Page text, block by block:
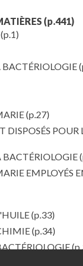
(p.441)
(p.1)
BACTÉRIOLOGIE
(p.27)
DISPOSÉS POUR
BACTÉRIOLOGIE
EMPLOYÉS
(p.33)
(p.34)